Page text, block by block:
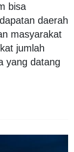
bisa
daerah
masyarakat
jumlah
yang datang